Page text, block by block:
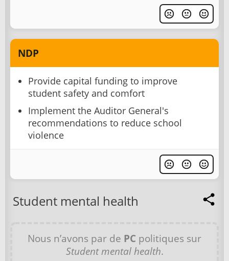
NDP
Provide capital funding to improve
student safety and comfort
Implement the Auditor General's
recommendations to reduce school
violence
Student mental health
Nous n’avons par de PC politiques sur
Student mental health.